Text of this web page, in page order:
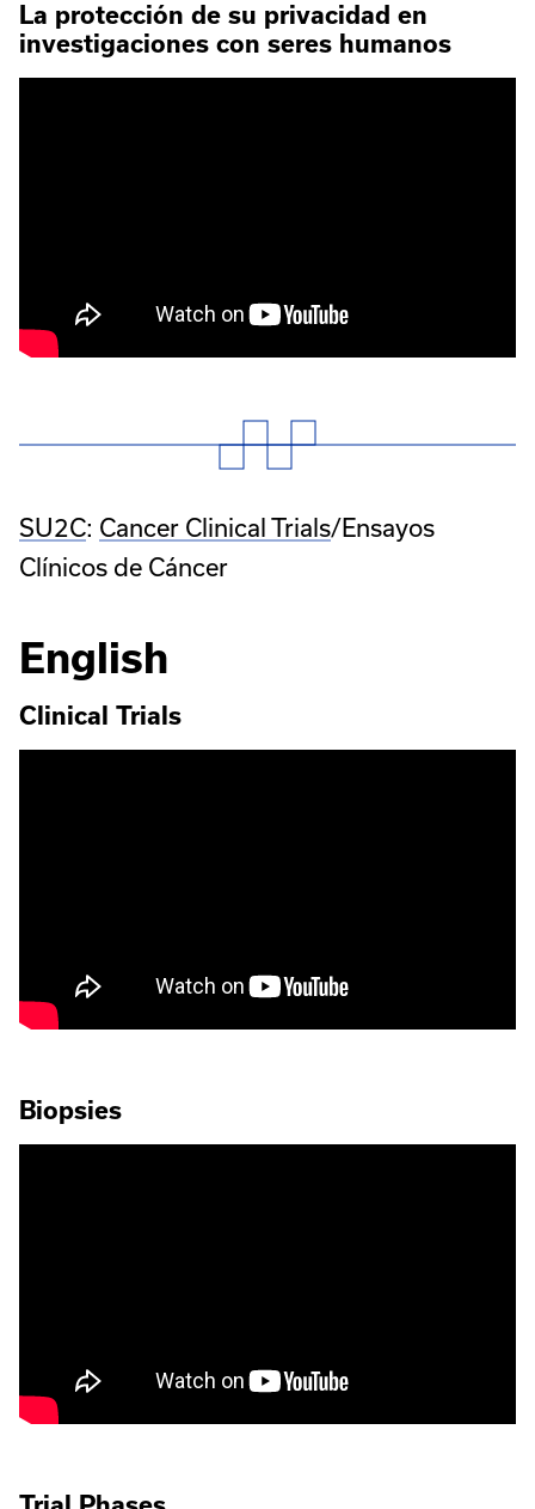
La protección de su privacidad en
investigaciones con seres humanos
SU2C: Cancer Clinical Trials/Ensayos
Clínicos de Cáncer
English
Clinical Trials
Biopsies